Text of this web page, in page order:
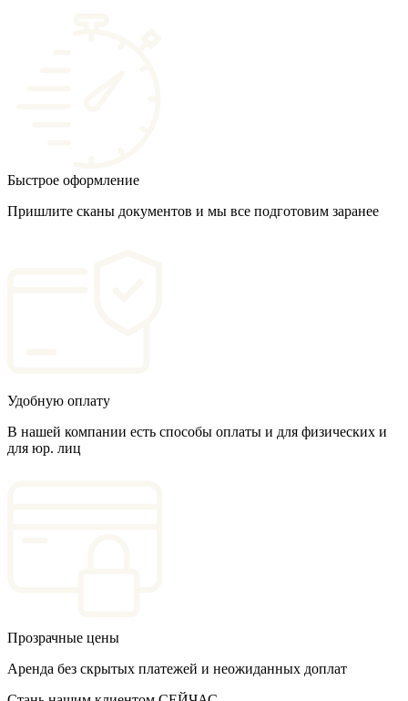
Быстрое оформление
Пришлите сканы документов и мы все подготовим заранее
Удобную оплату
В нашей компании есть способы оплаты и для физических и
для юр. лиц
Прозрачные цены
Аренда без скрытых платежей и неожиданных доплат